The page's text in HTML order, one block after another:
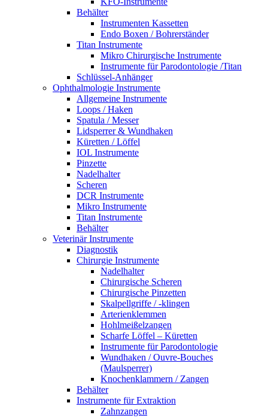
Behälter
Instrumenten Kassetten
Endo Boxen / Bohrerständer
Titan Instrumente
Mikro Chirurgische Instrumente
Instrumente für Parodontologie /Titan
Schlüssel-Anhänger
Ophthalmologie Instrumente
Allgemeine Instrumente
Loops / Haken
Spatula / Messer
Lidsperrer & Wundhaken
Küretten / Löffel
IOL Instrumente
Pinzette
Nadelhalter
Scheren
DCR Instrumente
Mikro Instrumente
Titan Instrumente
Behälter
Veterinär Instrumente
Diagnostik
Chirurgie Instrumente
Nadelhalter
Chirurgische Scheren
Chirurgische Pinzetten
Skalpellgriffe / -klingen
Arterienklemmen
Hohlmeißelzangen
Scharfe Löffel – Küretten
Instrumente für Parodontologie
Wundhaken / Ouvre-Bouches
(Maulsperrer)
Knochenklammern / Zangen
Behälter
Instrumente für Extraktion
Zahnzangen